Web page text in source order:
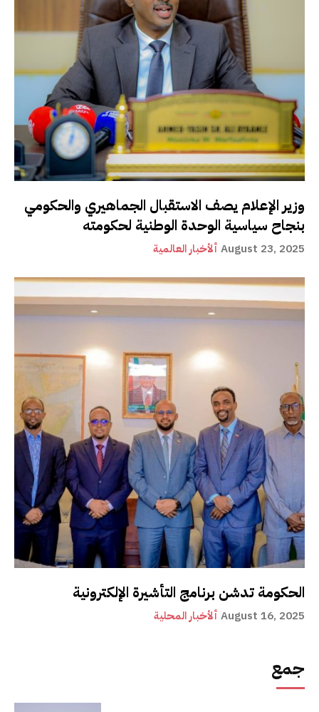
وزير الإعلام يصف الاستقبال الجماهيري والحكومي
بنجاح سياسية الوحدة الوطنية لحكومته
ألأخبار العالمية August 23, 2025
الحكومة تدشن برنامج التأشيرة الإلكترونية
ألأخبار المحلية August 16, 2025
جمع